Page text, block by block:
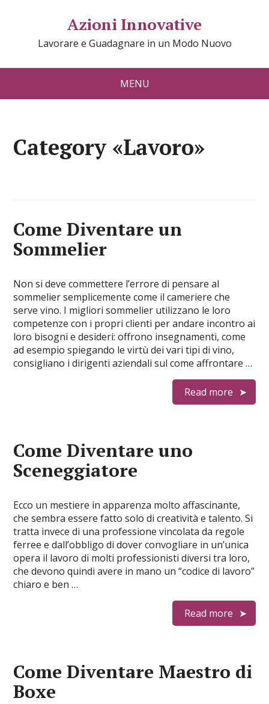
Azioni Innovative
Lavorare e Guadagnare in un Modo Nuovo
MENU
Category «Lavoro»
Come Diventare un
Sommelier
Non si deve commettere l’errore di pensare al
sommelier semplicemente come il cameriere che
serve vino. I migliori sommelier utilizzano le loro
competenze con i propri clienti per andare incontro ai
loro bisogni e desideri: offrono insegnamenti, come
ad esempio spiegando le virtù dei vari tipi di vino,
consigliano i dirigenti aziendali sul come affrontare …
Read more
Come Diventare uno
Sceneggiatore
Ecco un mestiere in apparenza molto affascinante,
che sembra essere fatto solo di creatività e talento. Si
tratta invece di una professione vincolata da regole
ferree e dall’obbligo di dover convogliare in un’unica
opera il lavoro di molti professionisti diversi tra loro,
che devono quindi avere in mano un “codice di lavoro”
chiaro e ben …
Read more
Come Diventare Maestro di
Boxe